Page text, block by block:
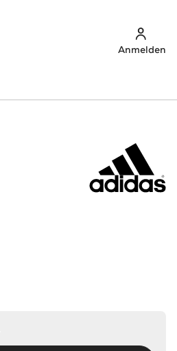
Anmelden